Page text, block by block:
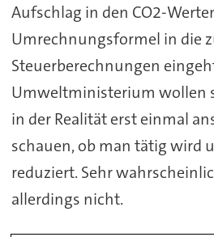
Aufschlag in den CO2-
Umrechnungsformel in die
Steuerberechnungen
Umweltministerium wollen
in der Realität erst einmal
schauen, ob man tätig wird
reduziert. Sehr
allerdings nicht.